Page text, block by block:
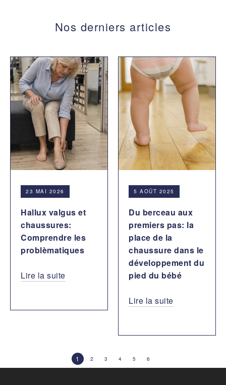
Nos derniers articles
23 MAI 2026
Hallux valgus et
chaussures:
Comprendre les
problèmatiques
Lire la suite
5 AOÛT 2025
Du berceau aux
premiers pas: la
place de la
chaussure dans le
développement du
pied du bébé
Lire la suite
1 2 3 4 5 6